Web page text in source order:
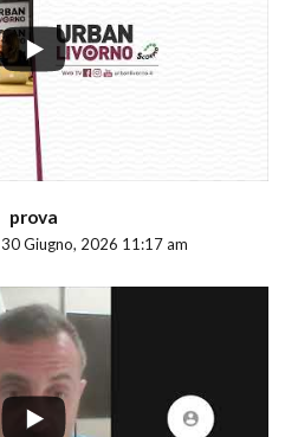
prova
30 Giugno, 2026 11:17 am